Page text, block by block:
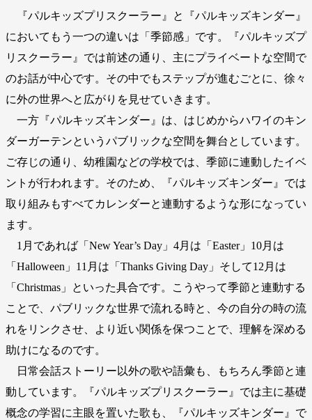
『パルキッズプリスクーラー』と『パルキッズキンダー』
においてもう一つの違いは「季節感」です。『パルキッズプ
リスクーラー』では前述の通り、主にプライベートな空間で
のお話が中心です。その中でもステップが進むごとに、徐々
に外の世界へと広がりを見せていきます。
一方『パルキッズキンダー』は、はじめからハワイのキン
ダーガーテンというパブリックな空間を舞台としています。
ご存じの通り、幼稚園などの学校では、季節に連動したイベ
ントが行われます。そのため、『パルキッズキンダー』では
取り組みもすべてカレンダーと連動するような形になってい
ます。
1月であれば「New Year’s Day」4月は「Easter」10月は
「Halloween」11月は「Thanks Giving Day」そして12月は
「Christmas」といった具合です。こうやって季節と連動する
ことで、パブリックな世界で流れる時と、今の自分の時の流
れをリンクさせ、より近い関係を保つことで、理解を深める
助けになるのです。
日常会話ストーリー以外の歌や語彙も、もちろん季節と連
動しています。『パルキッズプリスクーラー』では主に基礎
概念の学習に主眼を置いた歌も、『パルキッズキンダー』で